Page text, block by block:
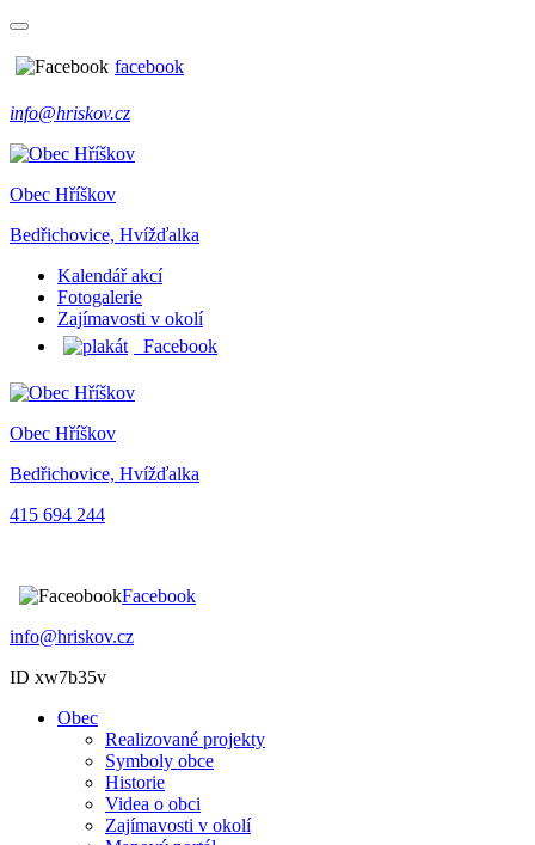
facebook
info@hriskov.cz
Obec Hříškov
Bedřichovice, Hvížďalka
Kalendář akcí
Fotogalerie
Zajímavosti v okolí
Facebook
Obec Hříškov
Bedřichovice, Hvížďalka
415 694 244
Facebook
info@hriskov.cz
ID xw7b35v
Obec
Realizované projekty
Symboly obce
Historie
Videa o obci
Zajímavosti v okolí